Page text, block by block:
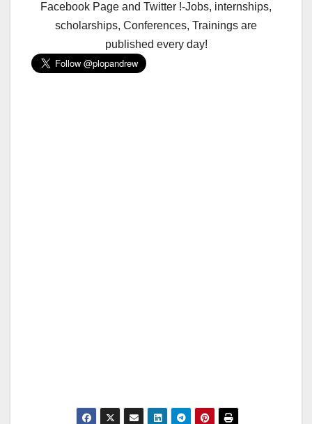
Facebook Page and Twitter !-Jobs, internships,
scholarships, Conferences, Trainings are
published every day!